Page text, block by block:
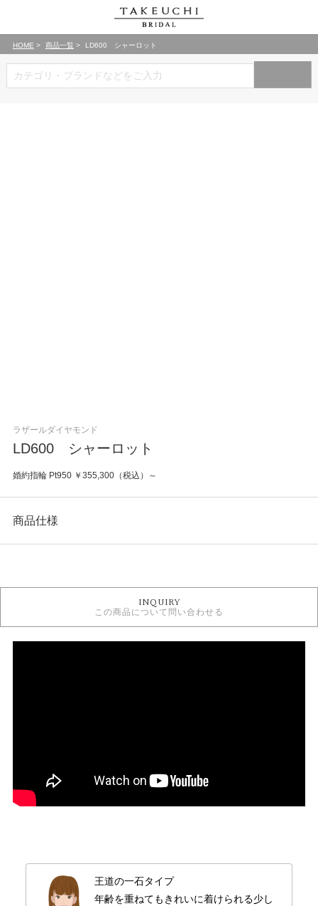
HOME 商品一覧 LD600 シャーロット
ラザールダイヤモンド
LD600 シャーロット
婚約指輪 Pt950 ￥355,300（税込）～
商品仕様
婚約指輪
ラザールダイヤモンド 婚約指輪
婚約指輪 ストレート
婚約指輪 ソリテール
婚約指輪 シンプル
まで見えるような造りになっています。
INQUIRY
この商品について問い合わせる
王道の一石タイプ
年齢を重ねてもきれいに着けられる少し